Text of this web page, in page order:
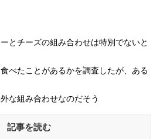
とチーズの組み合わせは特別でないと
べたことがあるかを調査したが、ある
な組み合わせなのだそう
記事を読む